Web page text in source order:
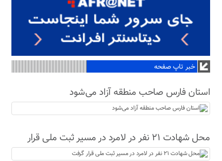
خبر تاپ صفحه
استان فارس صاحب منطقه آزاد می‌شود
محل شهادت ۲۱ نفر در لامرد در مسیر ثبت ملی قرار
گرفت